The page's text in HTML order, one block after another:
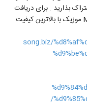
بذارید . برای دریافت
این میکس متفاوت به لینک مراجعه کنید . MP3 موزیک با بالاترین کیفیت
song.biz/